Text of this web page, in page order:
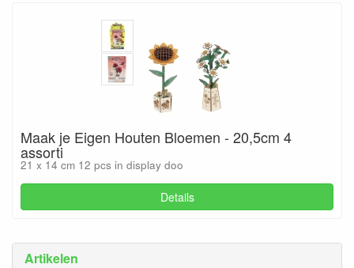
Artikelen
Maak je Eigen Houten Bloemen - 20,5cm 4
assorti
21 x 14 cm 12 pcs in display doo
Details